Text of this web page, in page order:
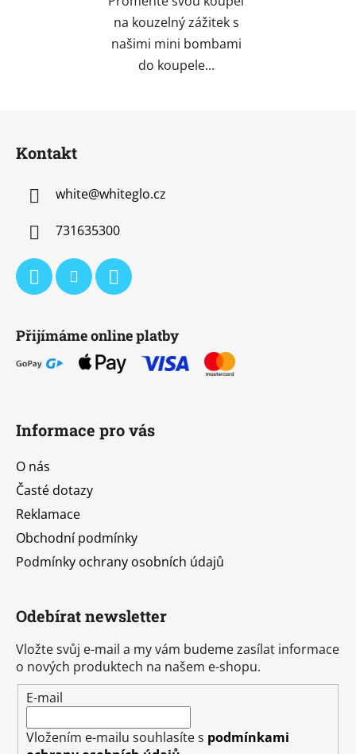
na kouzelný zážitek s
našimi mini bombami
do koupele...
Kontakt
white@whiteglo.cz
731635300
Přijímáme online platby
Informace pro vás
O nás
Časté dotazy
Reklamace
Obchodní podmínky
Podmínky ochrany osobních údajů
Odebírat newsletter
Vložte svůj e-mail a my vám budeme zasílat informace
o nových produktech na našem e-shopu.
E-mail
Vložením e-mailu souhlasíte s podmínkami